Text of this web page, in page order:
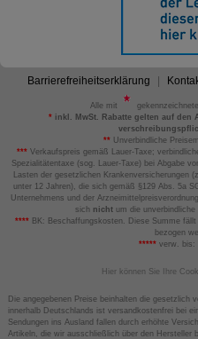
Barrierefreiheitserklärung
Alle mit
*inkl. MwSt. Rabatte gelten auf den
** Unverbindliche
*** Verkaufspreis gemäß Lauer-Taxe;
Spezialitätentaxe (sog. Lauer-Taxe) bei Abgabe
Lasten der gesetzlichen Krankenversicherungen
unter 12 Jahren), die sich gemäß §129 Abs. 5a
Unternehmens und der
sich nicht um die
****BK: Beschaffungskosten. Diese Summe
bezogen
*****verw. bis:
Hier können Sie Ihre
Die angegebenen Preise beinhalten die gesetzlich
innerhalb Deutschlands ist versandkostenfrei bei
Sendungen ins Ausland fallen durch erhöhte
Artikeln, die wir ausschließlich über den Hersteller